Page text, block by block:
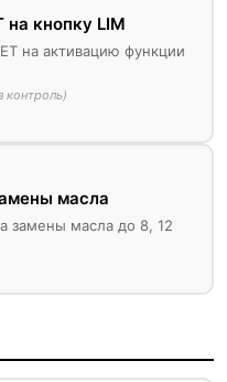
на кнопку LIM
на активацию функции
контроль)
масла
замены масла до 8, 12